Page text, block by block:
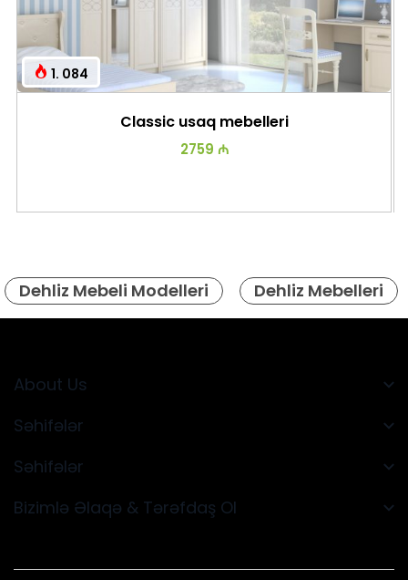
1. 084
Classic usaq mebelleri
2759 ₼
Dehliz Mebeli Modelleri Dehliz Mebelleri
About Us
Səhifələr
Səhifələr
Bizimlə Əlaqə & Tərəfdaş Ol